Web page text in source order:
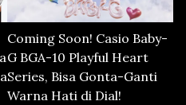
Coming Soon! Casio Baby-
G BGA-10 Playful Heart
Series, Bisa Gonta-Ganti
Warna Hati di Dial!